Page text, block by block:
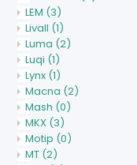
LEM (3)
Livall (1)
Luma (2)
Luqi (1)
Lynx (1)
Macna (2)
Mash (0)
MKX (3)
Motip (0)
MT (2)